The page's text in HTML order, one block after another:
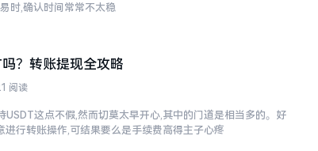
时,确认时间常常不太稳
？转账提现全攻略
阅读
这点不假,然而切莫太早开心,其中的门道是相当多的。好
进行转账操作,可结果要么是手续费高得主子心疼